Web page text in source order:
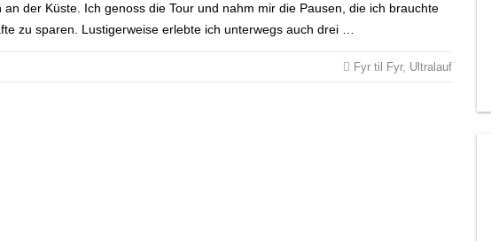
der Küste. Ich genoss die Tour und nahm mir die Pausen, die ich brauchte
zu sparen. Lustigerweise erlebte ich unterwegs auch drei …
Fyr til Fyr, Ultralauf